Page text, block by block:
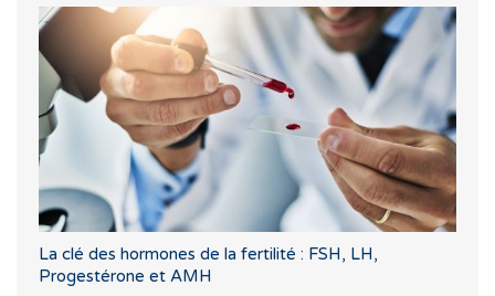
La clé des hormones de la fertilité : FSH, LH,
Progestérone et AMH